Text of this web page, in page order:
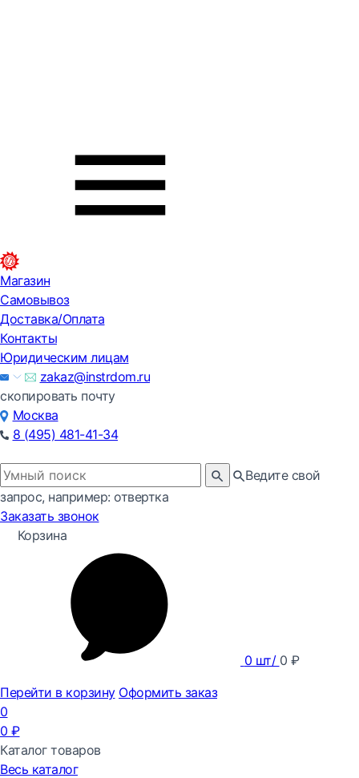
Магазин
Самовывоз
Доставка/Оплата
Контакты
Юридическим лицам
zakaz@instrdom.ru
скопировать почту
Москва
8 (495) 481-41-34
Ведите свой
запрос, например: отвертка
Заказать звонок
Корзина
0 шт/ 0 ₽
Перейти в корзину Оформить заказ
0
0 ₽
Каталог товаров
Весь каталог